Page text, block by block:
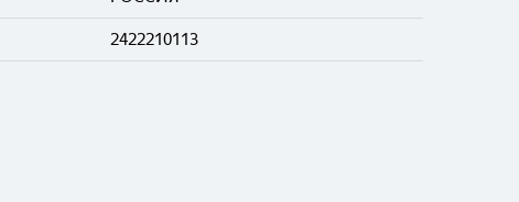
2422210113